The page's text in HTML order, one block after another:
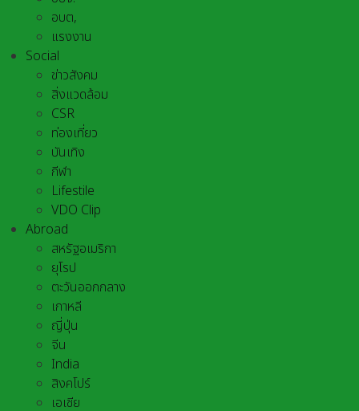
อบต,
แรงงาน
Social
ข่าวสังคม
สิ่งแวดล้อม
CSR
ท่องเที่ยว
บันเทิง
กีฬา
Lifestile
VDO Clip
Abroad
สหรัฐอเมริกา
ยุโรป
ตะวันออกกลาง
เกาหลี
ญี่ปุ่น
จีน
India
สิงคโปร์
เอเชีย